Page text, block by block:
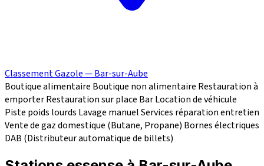
Classement Gazole — Bar-sur-Aube
Boutique alimentaire Boutique non alimentaire Restauration à
emporterRestauration sur place BarLocation de véhicule
Piste poids lourds Lavage manuelServices réparationentretien
Vente de gaz domestique (Butane, Propane) Bornes électriques
DAB (Distributeur automatique de billets)